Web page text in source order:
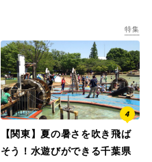
特集
【関東】夏の暑さを吹き飛ば
そう！水遊びができる千葉県